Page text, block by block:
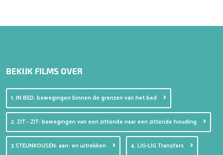
BEKIJK FILMS OVER
1. IN BED: bewegingen binnen de grenzen van het bed
2. ZIT - ZIT: bewegingen van een zittende naar een zittende houding
3.STEUNKOUSEN: aan- en uitrekken 4. LIG-LIG Transfers